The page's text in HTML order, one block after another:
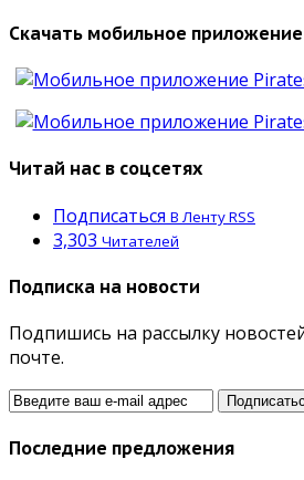
Скачать мобильное приложение
Читай нас в соцсетях
Подписаться В Ленту RSS
3,303 Читателей
Подписка на новости
Подпишись на рассылку
почте.
Последние предложения